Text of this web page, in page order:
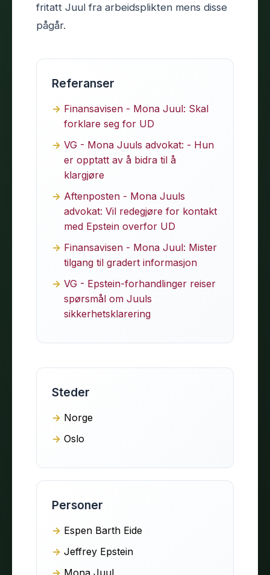
fritatt Juul fra arbeidsplikten mens disse
pågår.
Referanser
Finansavisen - Mona Juul: Skal
forklare seg for UD
VG - Mona Juuls advokat: - Hun
er opptatt av å bidra til å
klargjøre
Aftenposten - Mona Juuls
advokat: Vil redegjøre for kontakt
med Epstein overfor UD
Finansavisen - Mona Juul: Mister
tilgang til gradert informasjon
VG - Epstein-forhandlinger reiser
spørsmål om Juuls
sikkerhetsklarering
Steder
Norge
Oslo
Personer
Espen Barth Eide
Jeffrey Epstein
Mona Juul